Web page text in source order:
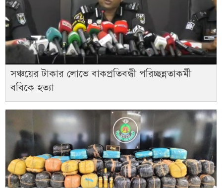
সঞ্চয়ের টাকার লোভে বাকপ্রতিবন্ধী পরিচ্ছন্নতাকর্মী
ববিকে হত্যা